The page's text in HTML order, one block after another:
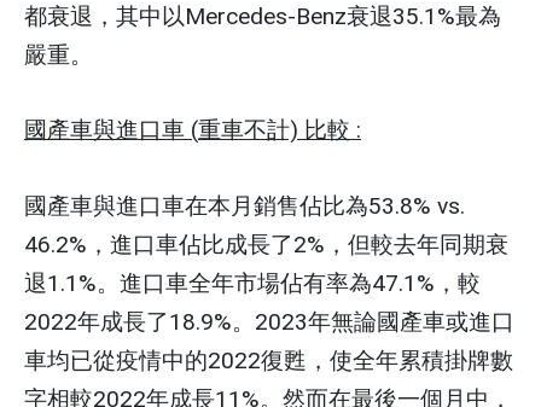
都衰退，其中以Mercedes-Benz衰退35.1%最為
嚴重。
國產車與進口車 (重車不計) 比較 :
國產車與進口車在本月銷售佔比為53.8% vs.
46.2%，進口車佔比成長了2%，但較去年同期衰
退1.1%。進口車全年市場佔有率為47.1%，較
2022年成長了18.9%。2023年無論國產車或進口
車均已從疫情中的2022復甦，使全年累積掛牌數
字相較2022年成長11%。然而在最後一個月中，